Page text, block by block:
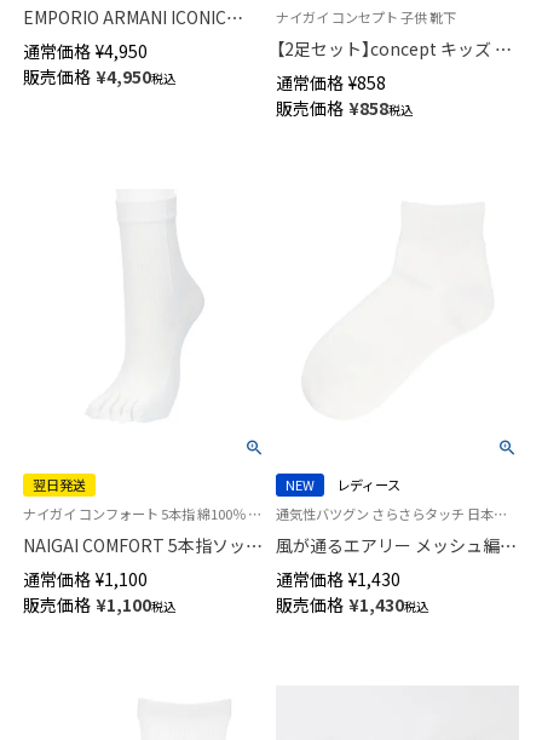
EMPORIO ARMANI ICONIC
LOGOBAND STRETCH
COTTON TRUNK アイコニック
ロゴバンド ボクサーパンツ メ
通常価格 ¥4,950
販売価格 ¥4,950税込
ナイガイ コンセプト 子供 靴下
【2足セット】concept キッズ ず
り落ち防止 スクールソックス
ハイソックス 足首パール編み
かかと大きめ 直角ヒール 通学
通常価格 ¥858
販売価格 ¥858税込
翌日発送
ナイガイ コンフォート 5本指 綿100％ 冷えとり 靴下 レディース ソックス
NAIGAI COMFORT 5本指ソック
ス 綿100％ レディース 冷えとり
にも最適 【365日最短翌日発送】
03022226
通常価格 ¥1,100
販売価格 ¥1,100税込
NEW
レディース
通気性バツグン さらさらタッチ 日本製 女性 婦人 靴下 ナイガイ コンフォート
風が通るエアリー メッシュ編み
サステナブル ショート丈 ソッ
クス 消臭素材 レディース
NAIGAI COMFORT 03022217
通常価格 ¥1,430
販売価格 ¥1,430税込